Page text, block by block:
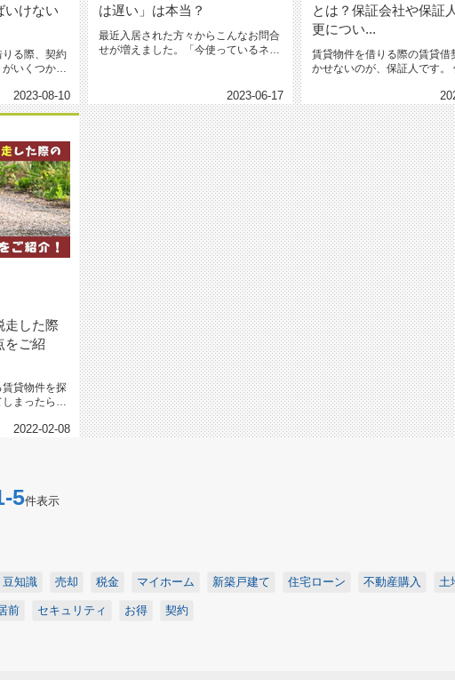
いけない
る際、契約
いくつかあ
2023-08-10
は遅い」は本当？
最近入居された方々からこんなお問合
せが増えました。「今使っているネッ
2023-06-17
とは？保証会社や保証
更につい...
賃貸物件を借りる際の賃貸借
かせないのが、保証人です。
走した際
をご紹
貸物件を探
まったらパ
2022-02-08
5件表示
豆知識 売却 税金 マイホーム 新築戸建て 住宅ローン 不動産購入 土
前 セキュリティ お得 契約